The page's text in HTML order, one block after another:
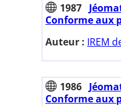
1987
Conforme aux
Auteur : IREM
1986
Conforme aux